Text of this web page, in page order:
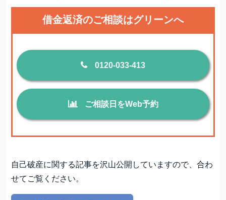
借金返済のご相談はグリーンへ
0120-033-413
ご相談日をWeb予約
自己破産に関する記事を沢山公開していますので、合わ
せてご覧ください。